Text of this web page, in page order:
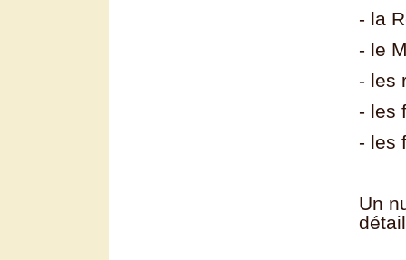
- la
- le
- les
- les
- les
Un